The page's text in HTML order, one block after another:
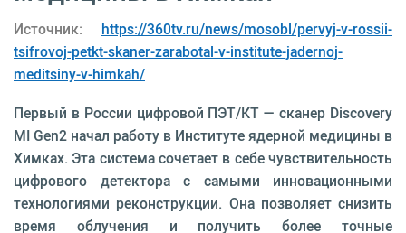
Источник:
https://360tv.ru/news/mosobl/pervyj-v-rossii-
tsifrovoj-petkt-skaner-zarabotal-v-institute-jadernoj-
meditsiny-v-himkah/
Первый в России цифровой ПЭТ/КТ — сканер Discovery
MI Gen2 начал работу в Институте ядерной медицины в
Химках. Эта система сочетает в себе чувствительность
цифрового детектора с самыми инновационными
технологиями реконструкции. Она позволяет снизить
время облучения и получить более точные